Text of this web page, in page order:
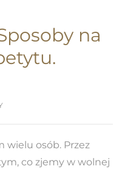
na
wielu osób. Przez
co zjemy w wolnej